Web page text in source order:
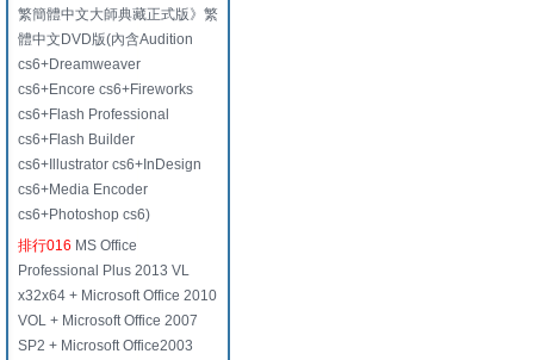
繁簡體中文大師典藏正式版》繁
體中文DVD版(內含Audition
cs6+Dreamweaver
cs6+Encore cs6+Fireworks
cs6+Flash Professional
cs6+Flash Builder
cs6+Illustrator cs6+InDesign
cs6+Media Encoder
cs6+Photoshop cs6)
排行016 MS Office
Professional Plus 2013 VL
x32x64 + Microsoft Office 2010
VOL + Microsoft Office 2007
SP2 + Microsoft Office2003